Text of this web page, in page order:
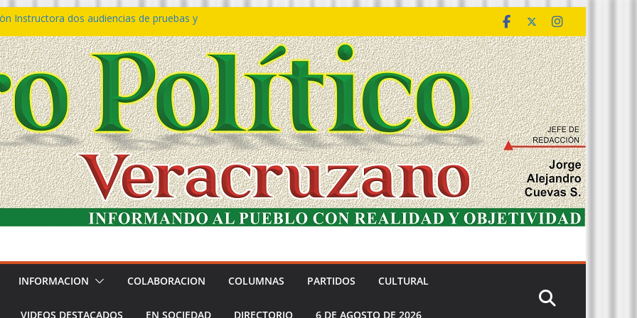
Instructora dos audiencias de pruebas y
𝙂𝙤𝙗𝙞𝙚𝙧𝙣𝙤 𝙙𝙚𝙡 𝙀𝙨𝙩𝙖𝙙𝙤 𝙖 𝙙𝙞𝙨𝙛𝙧𝙪𝙩𝙖𝙧
𝙁𝙚𝙨𝙩𝙞𝙫𝙖𝙡 𝙙𝙚𝙡 𝙈𝙖𝙧 𝙚𝙣 𝘾𝙤𝙖𝙩𝙯𝙖𝙘𝙤𝙖𝙡𝙘𝙤𝙨
de policías con vocación de servicio y
SSP
Bravo rechaza acusaciones y asegura que
solicitud de desafuero
5 mil apoyos a la Palabra y a la Familia
INFORMACION COLABORACION COLUMNAS PARTIDOS CULTURAL
VIDEOS DESTACADOS EN SOCIEDAD DIRECTORIO 6 DE AGOSTO DE 2026